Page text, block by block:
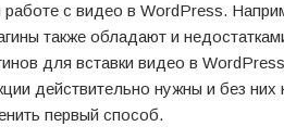
с видео в WordPress.
также обладают и
для вставки видео в
действительно нужны и без них
первый способ.